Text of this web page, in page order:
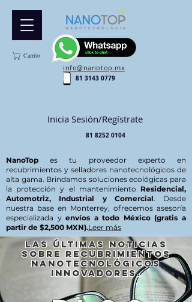
Carrito
info@nanotop.mx
81 3143 0779
Inicia Sesión/Regístrate
81 8252 0104
NanoTop es tu proveedor experto en
recubrimientos y selladores nanotecnológicos de
alta gama. Brindamos soluciones ecológicas para
la protección y el mantenimiento Residencial,
Automotriz, Industrial y Comercial. Desde
nuestra base en Monterrey, ofrecemos asesoría
especializada yenvíos a todo México (gratis a
partir de $2,500 MXN).Leer más
Las últimas noticias
sobre recubrimientos
nanotecnológicos
innovadores.